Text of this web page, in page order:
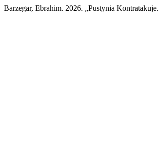
Barzegar, Ebrahim. 2026. „Pustynia